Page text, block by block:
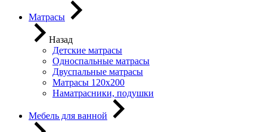
Матрасы
Назад
Детские матрасы
Односпальные матрасы
Двуспальные матрасы
Матрасы 120х200
Наматрасники, подушки
Мебель для ванной